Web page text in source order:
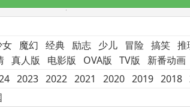
女 魔幻 经典 励志 少儿 冒险 搞笑 推
真人版 电影版 OVA版 TV版 新番动画
2023 2022 2021 2020 2019 2018